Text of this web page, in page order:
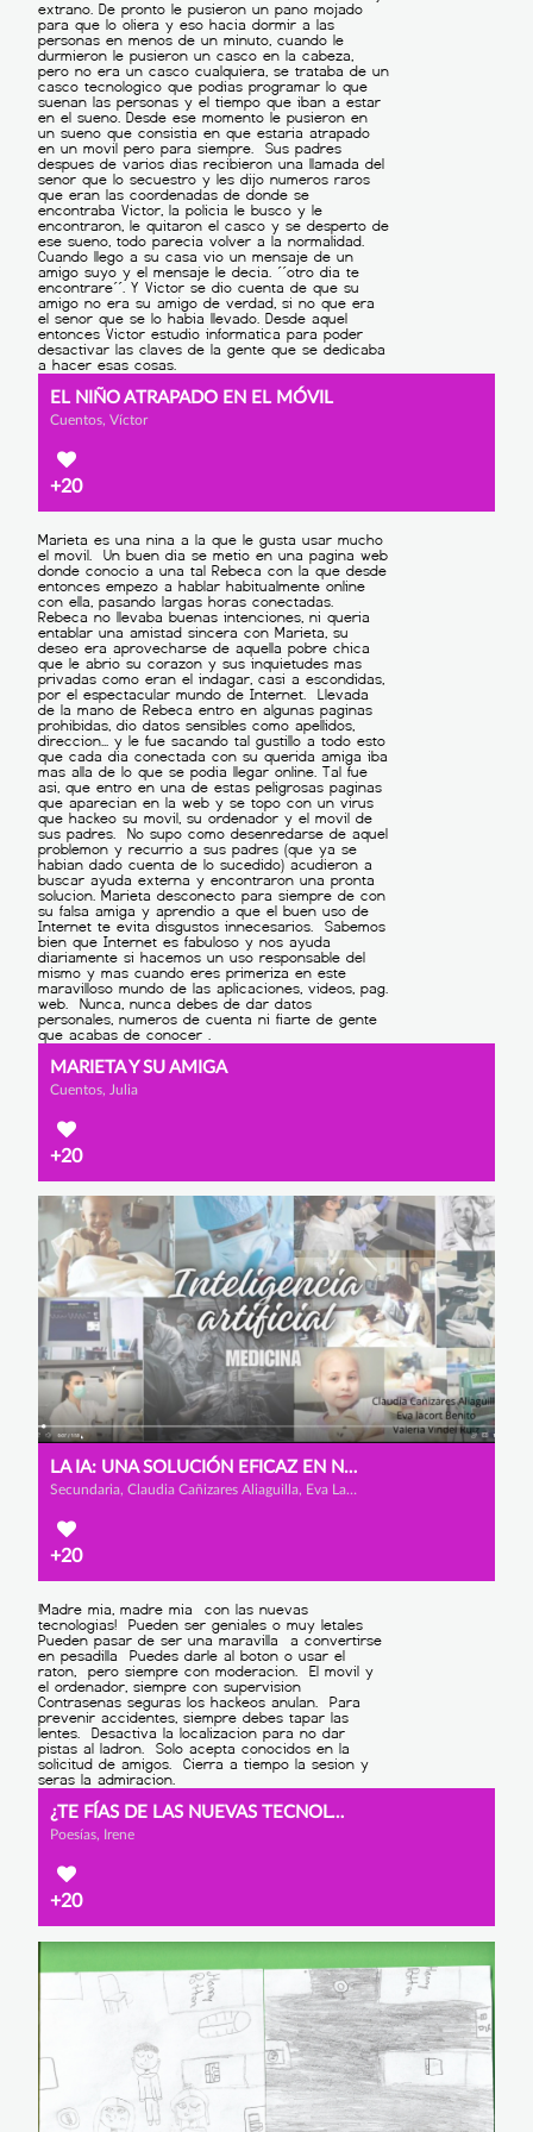
EL NIÑO ATRAPADO EN EL MÓVIL
Cuentos, Víctor
+20
MARIETA Y SU AMIGA
Cuentos, Julia
+20
LA IA: UNA SOLUCIÓN EFICAZ EN NUESTRA ACTUALIDAD
Secundaria, Claudia Cañizares Aliaguilla, Eva Lacort Benito y Valeria Vindel Ruiz
+20
¿TE FÍAS DE LAS NUEVAS TECNOLOGÍAS?
Poesías, Irene
+20